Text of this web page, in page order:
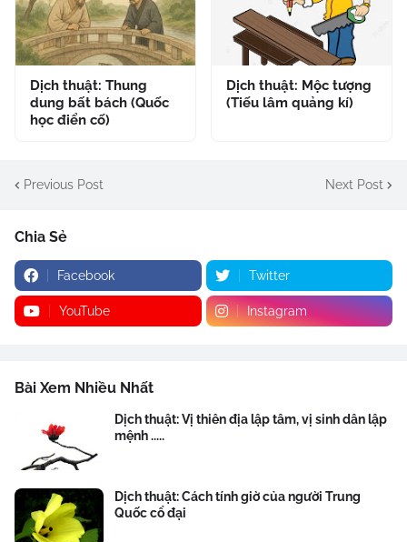
Dịch thuật: Thung
dung bất bách (Quốc
học điển cố)
Dịch thuật: Mộc tượng
(Tiếu lâm quảng kí)
Previous Post Next Post
Chia Sẻ
Facebook Twitter
YouTube Instagram
Bài Xem Nhiều Nhất
Dịch thuật: Vị thiên địa lập tâm, vị sinh dân lập
mệnh .....
Dịch thuật: Cách tính giờ của người Trung
Quốc cổ đại